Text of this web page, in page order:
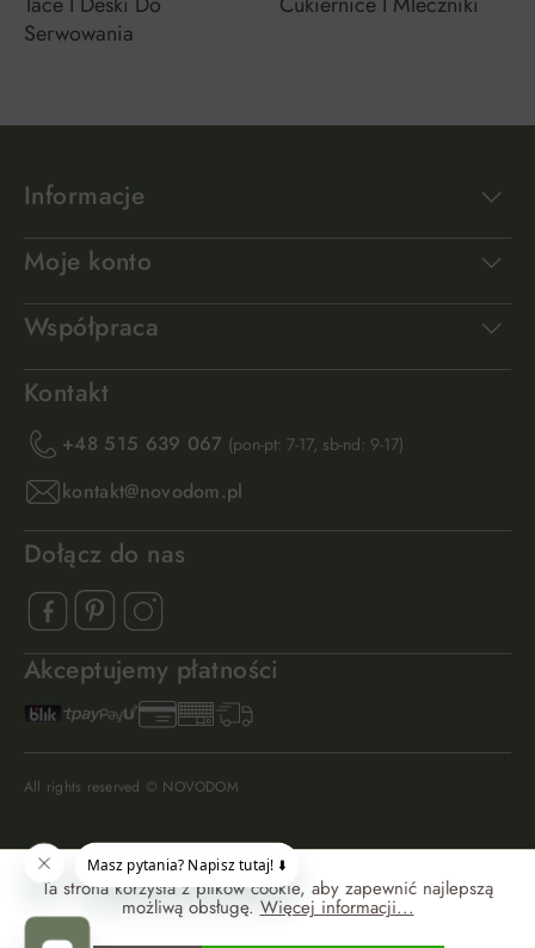
Serwowania
Informacje
Moje konto
Współpraca
Kontakt
+48 515 639 067 (pon-pt: 7-17, sb-nd: 9-17)
kontakt@novodom.pl
Dołącz do nas
Akceptujemy płatności
All rights reserved © NOVODOM
Ta strona korzysta z plików cookie, aby zapewnić najlepszą
możliwą obsługę. Więcej informacji...